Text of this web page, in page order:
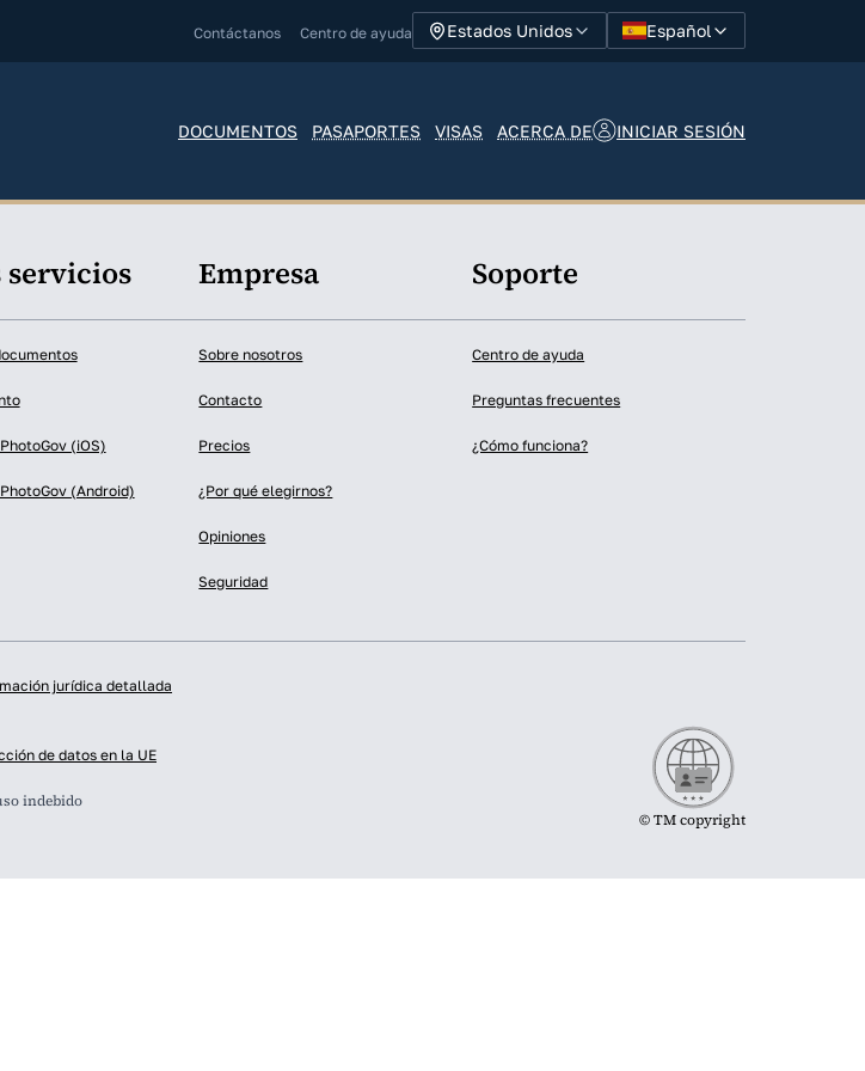
Contáctanos Centro de ayuda Estados Unidos Español
DOCUMENTOS PASAPORTES VISAS ACERCA DE INICIAR SESIÓN
servicios
(iOS)
(Android)
Empresa
Sobre nosotros
Contacto
Precios
¿Por qué elegirnos?
Opiniones
Seguridad
Soporte
Centro de ayuda
Preguntas frecuentes
¿Cómo funciona?
jurídica detallada
de datos en la UE
indebido
© TM copyright